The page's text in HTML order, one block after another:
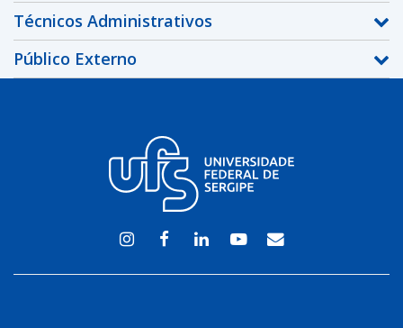
Técnicos Administrativos
Público Externo
InstagramFacebook
LinkedinYoutubeWEBMAIL